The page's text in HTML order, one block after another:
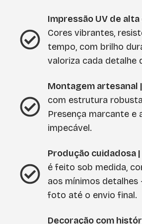
Impressão UV de
Cores vibrantes,
tempo, com brilho
valoriza cada detalhe
Montagem artesanal |
com estrutura
Presença marcante e
impecável.
Produção cuidadosa |
é feito sob medida,
aos mínimos detalhes
foto até o envio final.
Decoração com